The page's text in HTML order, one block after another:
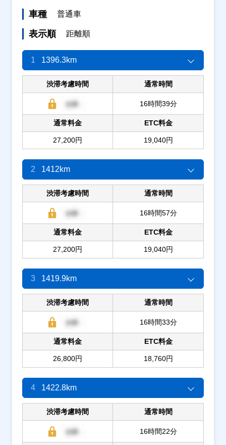
車種 普通車
表示順 距離順
1 1396.3km
渋滞考慮時間 通常時間
16時間39分
通常料金
27,200円
ETC料金
19,040円
2 1412km
渋滞考慮時間 通常時間
16時間57分
通常料金
27,200円
ETC料金
19,040円
3 1419.9km
渋滞考慮時間 通常時間
16時間33分
通常料金
26,800円
ETC料金
18,760円
4 1422.8km
渋滞考慮時間 通常時間
16時間22分